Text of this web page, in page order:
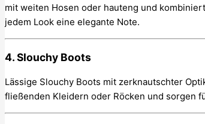
mit weiten Hosen oder hauteng und
jedem Look eine elegante Note.
4.Slouchy Boots
Lässige Slouchy Boots mit zerknautschter
fließenden Kleidern oder Röcken und sorgen